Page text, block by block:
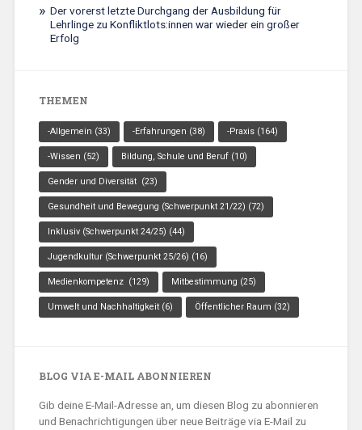
Der vorerst letzte Durchgang der Ausbildung für
Lehrlinge zu Konfliktlots:innen war wieder ein großer
Erfolg
THEMEN
-Allgemein (33) -Erfahrungen (38) -Praxis(164)
-Wissen (52) Bildung, Schule und Beruf(10)
Gender und Diversität (23)
Gesundheit und Bewegung (Schwerpunkt 21/22) (72)
Inklusiv (Schwerpunkt 24/25) (44)
Jugendkultur (Schwerpunkt 25/26) (16)
Medienkompetenz (129) Mitbestimmung (25)
Umwelt und Nachhaltigkeit(6) Öffentlicher Raum (32)
BLOG VIA E-MAIL ABONNIEREN
Gib deine E-Mail-Adresse an, um diesen Blog zu abonnieren
und Benachrichtigungen über neue Beiträge via E-Mail zu